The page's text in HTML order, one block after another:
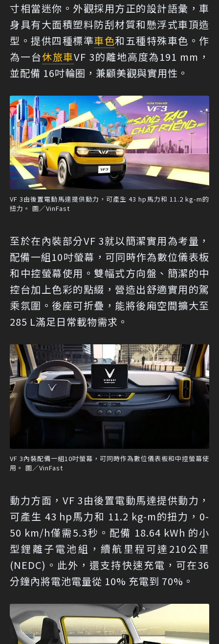
寸相當迷你。外觀採用方正的設計語彙，車
身具有大面積塑料防刮材質和懸浮式車頂造
型。提供四種標準車色和五種特殊車色。作
為一台休旅車VF 3的離地高度為191 mm，
並配備 16吋輪圈，兼顧美觀與實用性。
VF 3由後置電動馬達提供動力，可產生 43 hp馬力和 11.2 kg-m的
扭力。 圖／VinFast
至於在內裝部分VF 3就以簡潔實用為考量，
配備一組10吋螢幕，可同時作為數位儀表板
和中控螢幕使用。雙幅式方向盤、簡潔的中
控台加上色彩的點綴，營造出舒適實用的駕
乘氛圍。後座可折疊，能將後廂空間擴大至
285 L滿足日常載物需求。
VF 3內裝配備一組10吋螢幕，可同時作為數位儀表板和中控螢幕使
用。 圖／VinFast
動力方面，VF 3由後置電動馬達提供動力，
可產生 43 hp馬力和 11.2 kg-m的扭力，0-
50 km/h僅需5.3秒。配備 18.64 kWh 的小
型鋰離子電池組，續航里程可達210公里
(NEDC)。此外，還支持快速充電，可在36
分鐘內將電池電量從 10% 充電到 70%。